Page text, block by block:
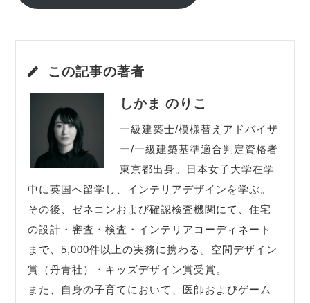
この記事の著者
しかま のりこ
一級建築士/模様替えアドバイザ
ー/一級建築基準適合判定資格者
東京都出身。日本女子大学在学
中に英国へ留学し、インテリアデザインを学ぶ。
その後、ゼネコンおよび確認検査機関にて、住宅
の設計・審査・検査・インテリアコーディネート
まで、5,000件以上の実務に携わる。空間デザイン
賞（丹青社）・キッズデザイン賞受賞。
また、自身の子育てにおいて、医師およびゲーム